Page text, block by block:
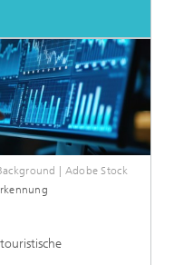
| Adobe Stock